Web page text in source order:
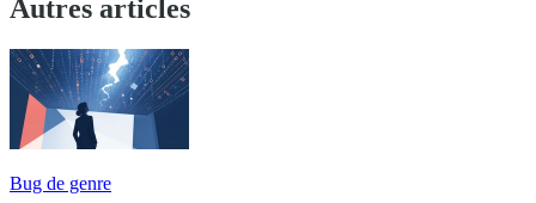
Autres articles
Bug de genre